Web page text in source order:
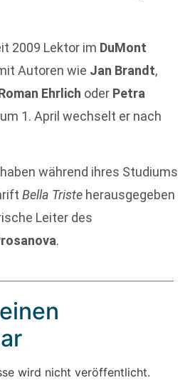
2009 Lektor im DuMont
Autoren wie Jan Brandt,
Ehrlich oder Petra
1. April wechselt er nach
während ihres Studiums
Bella Triste herausgegeben
Leiter des
.
wird nicht veröffentlicht.